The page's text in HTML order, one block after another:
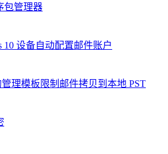
包管理器
10 设备自动配置邮件账户
理模板限制邮件拷贝到本地 PST